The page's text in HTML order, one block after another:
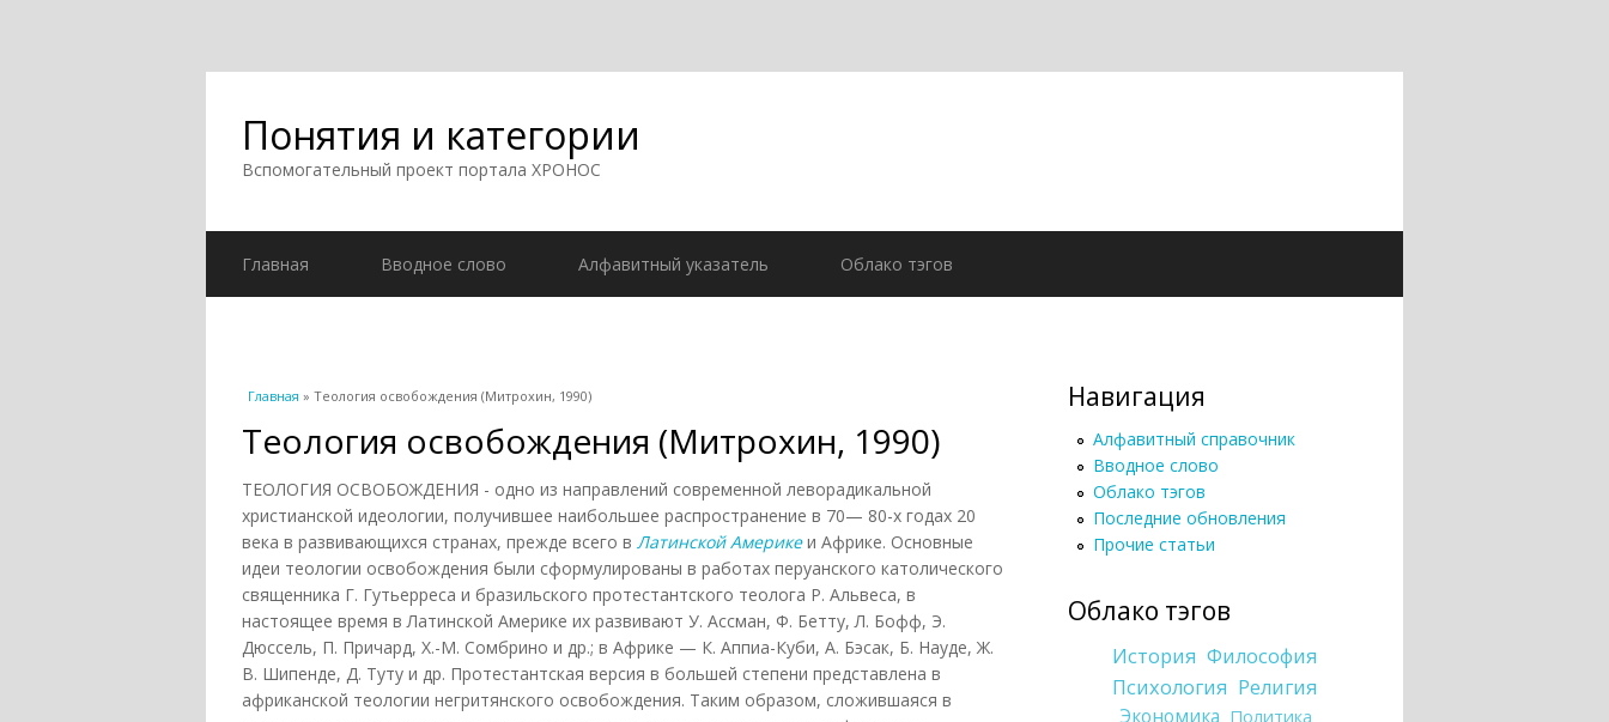
Понятия и категории
Вспомогательный проект портала ХРОНОС
Главная Вводное слово Алфавитный указатель Облако тэгов
Вы здесь
Главная » Теология освобождения (Митрохин, 1990)
Теология освобождения (Митрохин, 1990)
ТЕОЛОГИЯ ОСВОБОЖДЕНИЯ - одно из направлений современной леворадикальной
христианской идеологии, получившее наибольшее распространение в 70— 80-х годах 20
века в развивающихся странах, прежде всего в Латинской Америкеи Африке. Основные
идеи теологии освобождения были сформулированы в работах перуанского католического
священника Г. Гутьерреса и бразильского протестантского теолога Р. Альвеса, в
настоящее время в Латинской Америке их развивают У. Ассман, Ф. Бетту, Л. Бофф, Э.
Дюссель, П. Причард, Х.-М. Сомбрино и др.; в Африке — К. Аппиа-Куби, А. Бэсак, Б. Науде, Ж.
В. Шипенде, Д. Туту и др. Протестантская версия в большей степени представлена в
африканской теологии негритянского освобождения. Таким образом, сложившаяся в
Навигация
Алфавитный справочник
Вводное слово
Облако тэгов
Последние обновления
Прочие статьи
Облако тэгов
История Философия
Психология Религия
Экономика Политика